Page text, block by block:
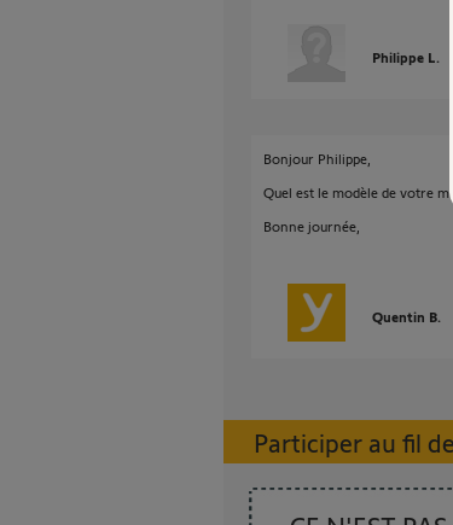
Philippe L.
Bonjour Philippe,
Quel est le modèle de votre
Bonne journée,
Quentin B.
Participer au fil